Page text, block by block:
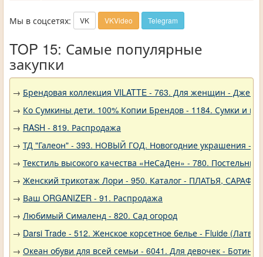
Мы в соцсетях: VK VKVideo Telegram
TOP 15: Самые популярные
закупки
→ Брендовая коллекция VILATTE - 763. Для женщин -
→ Ко Сумкины дети. 100% Копии Брендов - 1184. Сумки и
→ RASH - 819. Распродажа
→ ТД "Галеон" - 393. НОВЫЙ ГОД. Новогодние украшения -
→ Текстиль высокого качества «НеСаДен» - 780.
→ Женский трикотаж Лори - 950. Каталог - ПЛАТЬЯ,
→ Ваш ORGANIZER - 91. Распродажа
→ Любимый Сималенд - 820. Сад огород
→ Darsi Trade - 512. Женское корсетное белье - Fluide
→ Океан обуви для всей семьи - 6041. Для девочек - Ботинки